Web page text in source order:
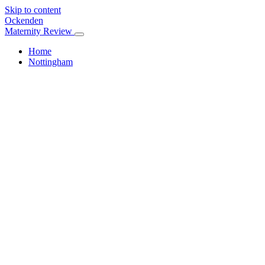
Skip to content
Ockenden
Maternity Review
Home
Nottingham